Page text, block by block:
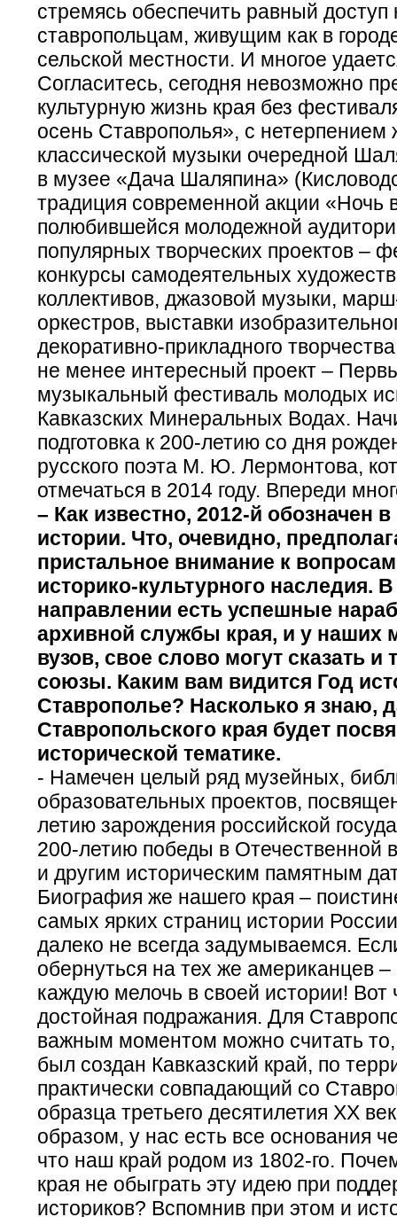
стремясь обеспечить равный доступ
ставропольцам, живущим как в
сельской местности. И многое
Согласитесь, сегодня невозможно
культурную жизнь края без
осень Ставрополья», с нетерпением
классической музыки очередной
в музее «Дача Шаляпина»
традиция современной акции «Ночь
полюбившейся молодежной
популярных творческих проектов –
конкурсы самодеятельных
коллективов, джазовой музыки,
оркестров, выставки
декоративно-прикладного
не менее интересный проект –
музыкальный фестиваль молодых
Кавказских Минеральных Водах.
подготовка к 200-летию со дня
русского поэта М. Ю. Лермонтова,
отмечаться в 2014 году. Впереди
– Как известно, 2012-й обозначен
истории. Что, очевидно,
пристальное внимание к
историко-культурного наследия.
направлении есть успешные
архивной службы края, и у наших
вузов, свое слово могут сказать и
союзы. Каким вам видится Год
Ставрополье? Насколько я знаю,
Ставропольского края будет
исторической тематике.
- Намечен целый ряд музейных,
образовательных проектов,
летию зарождения российской
200-летию победы в Отечественной
и другим историческим памятным
Биография же нашего края –
самых ярких страниц истории
далеко не всегда задумываемся.
обернуться на тех же американцев –
каждую мелочь в своей истории! Вот
достойная подражания. Для
важным моментом можно считать то,
был создан Кавказский край, по
практически совпадающий со
образца третьего десятилетия ХХ
образом, у нас есть все основания
что наш край родом из 1802-го.
края не обыграть эту идею при
историков? Вспомнив при этом и